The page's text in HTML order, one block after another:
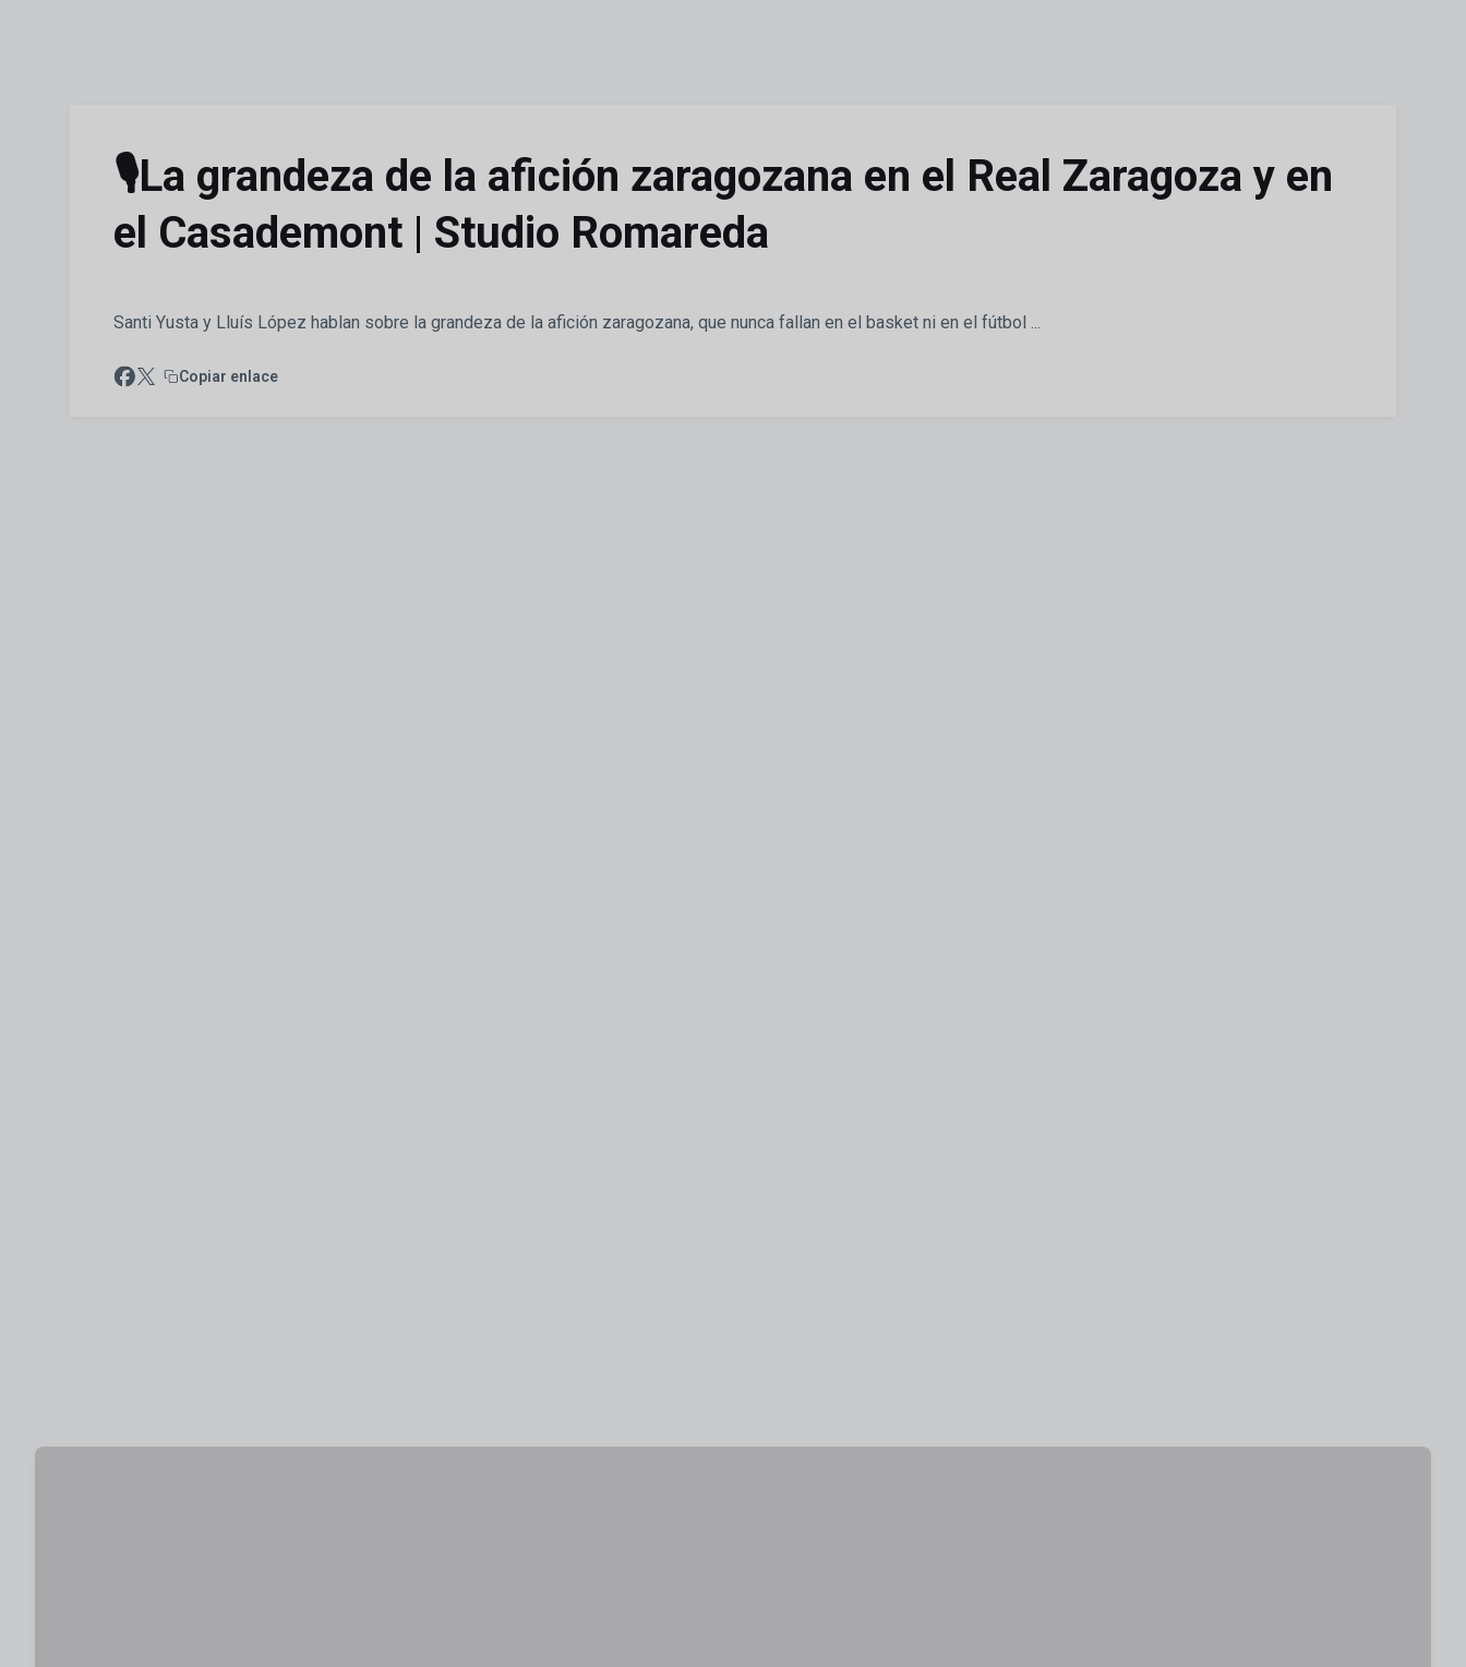
🎙️La grandeza de la afición zaragozana en el Real Zaragoza y en
el Casademont | Studio Romareda
Santi Yusta y Lluís López hablan sobre la grandeza de la afición zaragozana, que nunca fallan en el basket ni en el fútbol ...
Copiar enlace